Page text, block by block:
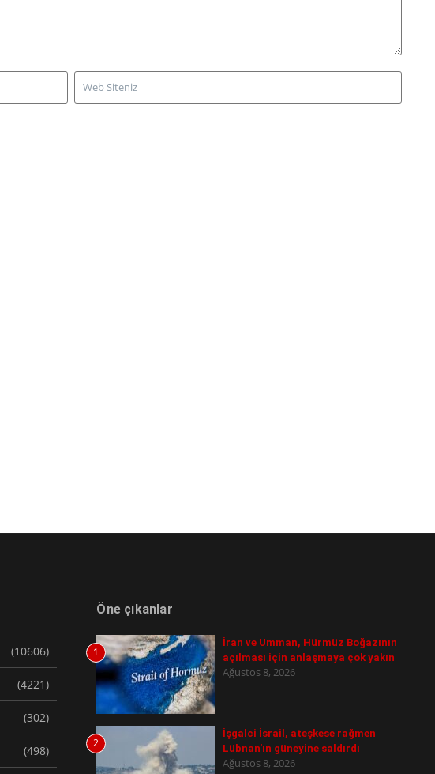
(10606)
(4221)
(302)
(498)
Öne çıkanlar
1
İran ve Umman, Hürmüz Boğazının
açılması için anlaşmaya çok yakın
Ağustos 8, 2026
2
İşgalci İsrail, ateşkese rağmen
Lübnan'ın güneyine saldırdı
Ağustos 8, 2026